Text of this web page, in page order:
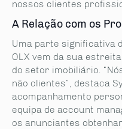
nossos clientes
A Relação com os
Uma parte significativa
OLX vem da sua
do setor imobiliário.
não clientes”, destaca
acompanhamento
equipa de account
os anunciantes